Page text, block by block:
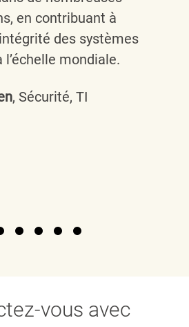
en contribuant à
des systèmes
l’échelle mondiale.
, Sécurité, TI
vous avec